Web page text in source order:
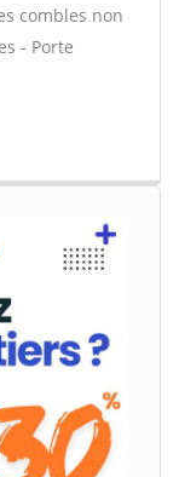
combles non
- Porte